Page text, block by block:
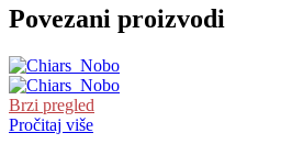
Povezani proizvodi
Brzi pregled
Pročitaj više